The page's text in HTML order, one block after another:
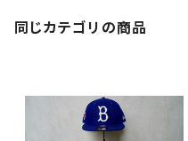
同じカテゴリの商品